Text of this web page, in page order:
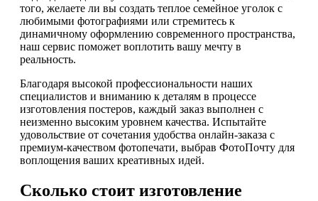
того, желаете ли вы создать теплое семейное уголок с
любимыми фотографиями или стремитесь к
динамичному оформлению современного пространства,
наш сервис поможет воплотить вашу мечту в
реальность.
Благодаря высокой профессиональности наших
специалистов и вниманию к деталям в процессе
изготовления постеров, каждый заказ выполнен с
неизменно высоким уровнем качества. Испытайте
удовольствие от сочетания удобства онлайн-заказа с
премиум-качеством фотопечати, выбрав ФотоПочту для
воплощения ваших креативных идей.
Сколько стоит изготовление